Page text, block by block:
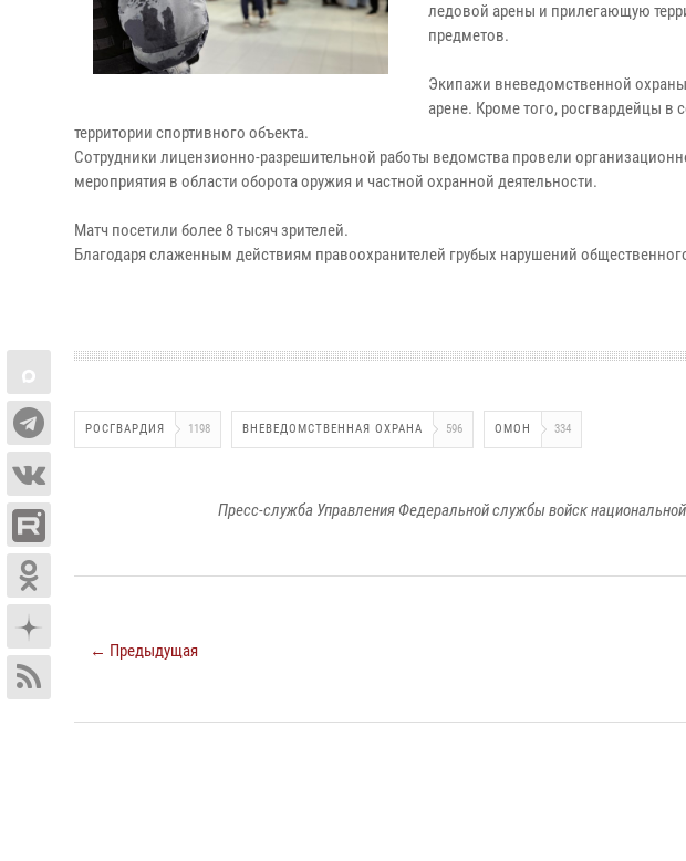
ледовой арены и прилегающую
предметов.
Экипажи вневедомственной
арене. Кроме того, росгвардейцы в
территории спортивного объекта.
Сотрудники лицензионно-разрешительной работы ведомства провели
мероприятия в области оборота оружия и частной охранной деятельности.
Матч посетили более 8 тысяч зрителей.
Благодаря слаженным действиям правоохранителей грубых нарушений
РОСГВАРДИЯ 1198 ВНЕВЕДОМСТВЕННАЯ ОХРАНА 596 ОМОН 334
Пресс-служба Управления Федеральной службы войск
← Предыдущая